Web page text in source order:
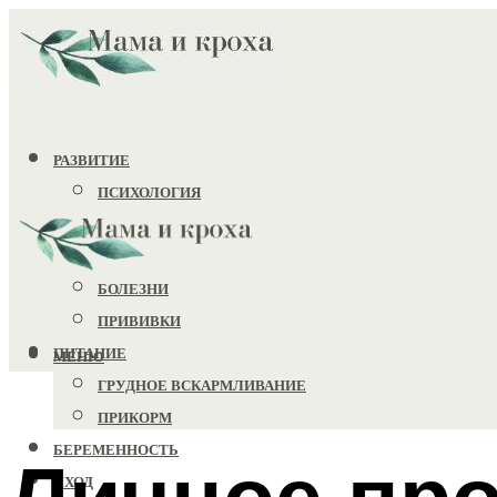
РАЗВИТИЕ
ПСИХОЛОГИЯ
ИГРУШКИ
ЗДОРОВЬЕ
БОЛЕЗНИ
ПРИВИВКИ
ПИТАНИЕ
ГРУДНОЕ ВСКАРМЛИВАНИЕ
ПРИКОРМ
БЕРЕМЕННОСТЬ
УХОД
МЕНЮ